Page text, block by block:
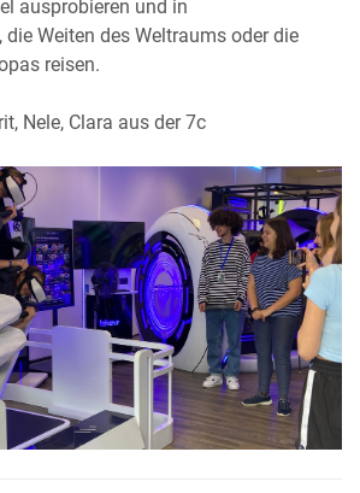
ausprobieren und in
die Weiten des Weltraums oder die
reisen.
Nele, Clara aus der 7c